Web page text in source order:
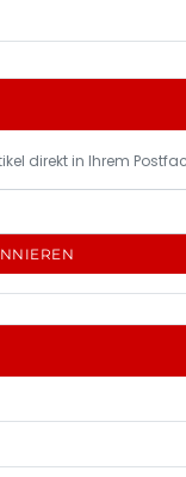
direkt in Ihrem